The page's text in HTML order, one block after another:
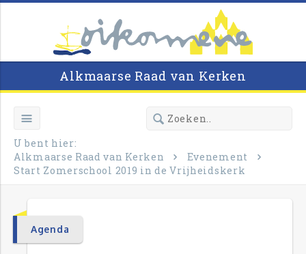
Alkmaarse Raad van Kerken
U bent hier:
Alkmaarse Raad van Kerken
Evenement
Start Zomerschool 2019 in de Vrijheidskerk
Agenda